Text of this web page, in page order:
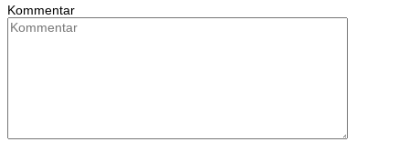
Kommentar